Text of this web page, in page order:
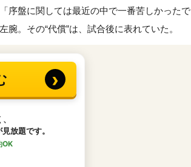
序盤に関しては最近の中で一番苦しかったで
。その“代償”は、試合後に表れていた。